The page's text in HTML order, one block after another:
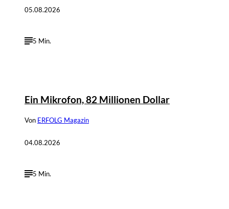
05.08.2026
5 Min.
Ein Mikrofon, 82 Millionen Dollar
Von ERFOLG Magazin
04.08.2026
5 Min.